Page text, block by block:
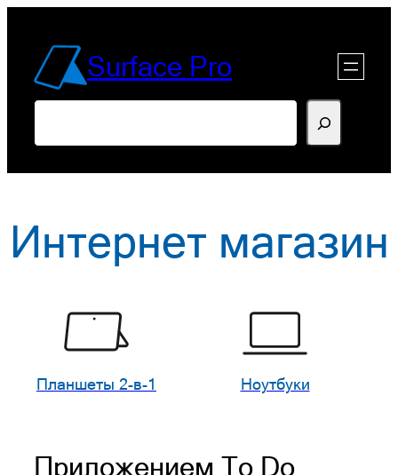
содержимомуSurface Pro
Интернет магазин
Планшеты 2-в-1 Ноутбуки
Приложением To Do